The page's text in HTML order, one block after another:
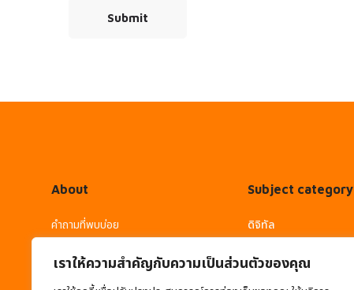
เราให้ความสำคัญกับความเป็นส่วนตัวของคุณ
About
คำถามที่พบบ่อย
การใช้งาน
- คู่มือการใช้งาน
Subject category
ดิจิทัล
ภาษาต่างประเทศ